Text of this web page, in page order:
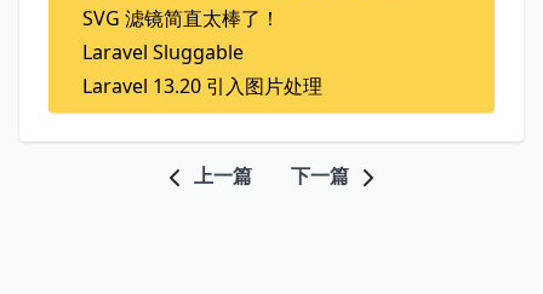
SVG 滤镜简直太棒了！
Laravel Sluggable
Laravel 13.20 引入图片处理
上一篇 下一篇